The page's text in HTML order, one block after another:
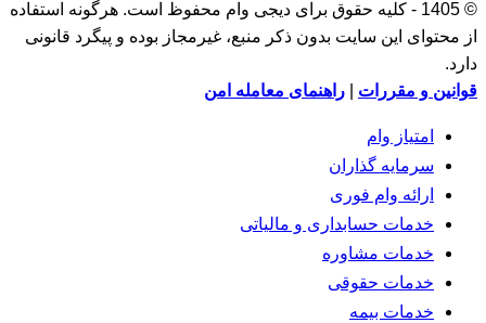
© 1405 - کلیه حقوق برای دیجی وام محفوظ است. هرگونه استفاده
از محتوای این سایت بدون ذکر منبع، غیرمجاز بوده و پیگرد قانونی
دارد.
قوانین و مقررات
راهنمای معامله امن
امتیاز وام
سرمایه گذاران
ارائه وام فوری
خدمات حسابداری و مالیاتی
خدمات مشاوره
خدمات حقوقی
خدمات بیمه